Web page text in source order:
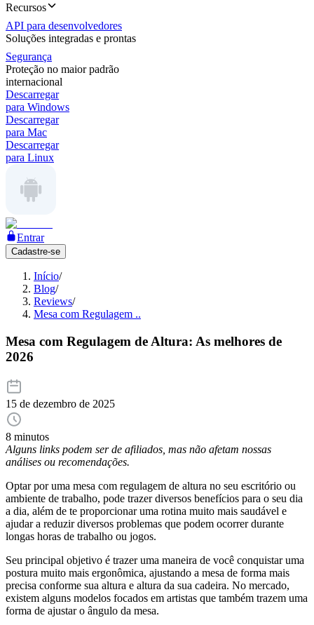
Recursos
API para desenvolvedores
Soluções integradas e prontas
Segurança
Proteção no maior padrão
internacional
Descarregar
para Windows
Descarregar
para Mac
Descarregar
para Linux
Entrar
Cadastre-se
Início/
Blog/
Reviews/
Mesa com Regulagem ..
Mesa com Regulagem de Altura: As melhores de
2026
15 de dezembro de 2025
8 minutos
Alguns links podem ser de afiliados, mas não afetam nossas
análises ou recomendações.
Optar por uma mesa com regulagem de altura no seu escritório ou
ambiente de trabalho, pode trazer diversos benefícios para o seu dia
a dia, além de te proporcionar uma rotina muito mais saudável e
ajudar a reduzir diversos problemas que podem ocorrer durante
longas horas de trabalho ou jogos.
Seu principal objetivo é trazer uma maneira de você conquistar uma
postura muito mais ergonômica, ajustando a mesa de forma mais
precisa conforme sua altura e altura da sua cadeira. No mercado,
existem alguns modelos focados em artistas que também trazem uma
forma de ajustar o ângulo da mesa.